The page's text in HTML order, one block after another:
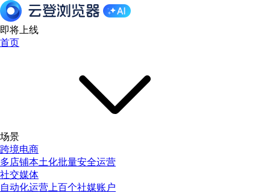
即将上线
首页
场景
跨境电商
多店铺本土化批量安全运营
社交媒体
自动化运营上百个社媒账户